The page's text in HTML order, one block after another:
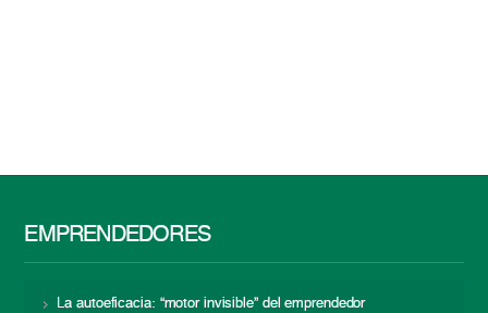
EMPRENDEDORES
La autoeficacia: “motor invisible” del emprendedor